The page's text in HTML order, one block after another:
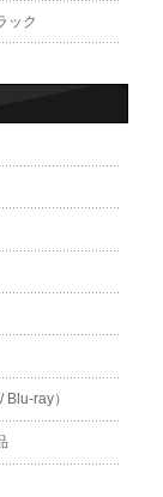
ック
Blu-ray）